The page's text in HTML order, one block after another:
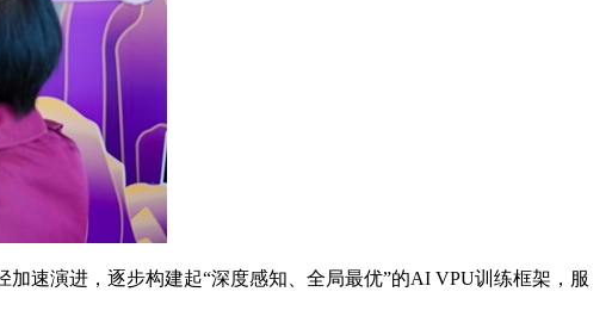
速演进，逐步构建起“深度感知、全局最优”的AI VPU训练框架，服